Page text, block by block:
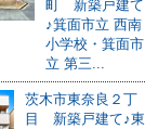
町 新築戸建て
♪箕面市立 西南
小学校・箕面市
立 第三...
茨木市東奈良２丁
目 新築戸建て♪東